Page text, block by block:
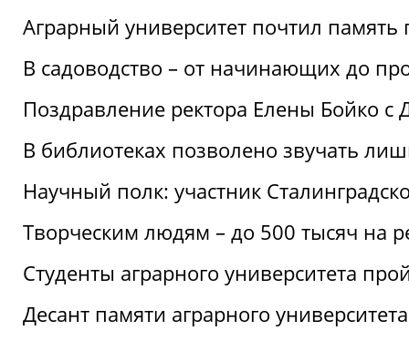
Аграрный университет почтил
В садоводство – от начинающих до
Поздравление ректора Елены Бойко
В библиотеках позволено звучать
Научный полк: участник
Творческим людям – до 500 тысяч на
Студенты аграрного университета
Десант памяти аграрного